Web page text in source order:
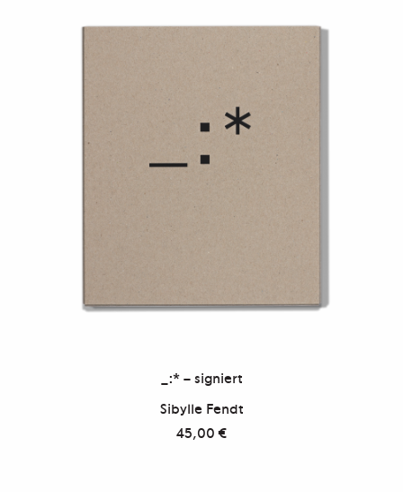
_:* – signiert
Sibylle Fendt
45,00€